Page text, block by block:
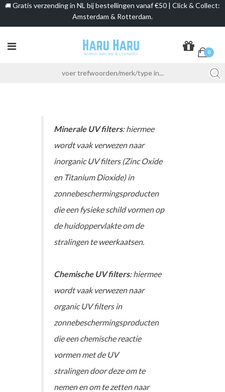
🚚 Gratis verzending in NL bij bestellingen vanaf €50 | Click & Collect:
Amsterdam & Rotterdam.
0
Minerale UV filters: hiermee
wordt vaak verwezen naar
inorganic UV filters (Zinc Oxide
en Titanium Dioxide) in
zonnebeschermingsproducten
die een fysieke schild vormen op
de huidoppervlakte om de
stralingen te weerkaatsen.
Chemische UV filters: hiermee
wordt vaak verwezen naar
organicUV filters in
zonnebeschermingsproducten
die een chemische reactie
vormen met de UV
stralingen door deze om te
nemen en om te zetten naar